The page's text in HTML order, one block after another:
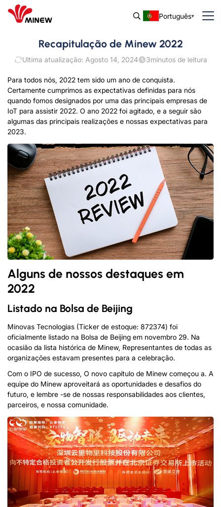
Português
Recapitulação de Minew 2022
Ultima atualização: Agosto 14, 2024 3minutos de leitura
Para todos nós, 2022 tem sido um ano de conquista.
Certamente cumprimos as expectativas definidas para nós
quando fomos designados por uma das principais empresas de
IoT para assistir 2022. O ano 2022 foi agitado, e a seguir são
algumas das principais realizações e nossas expectativas para
2023.
Alguns de nossos destaques em
2022
Listado na Bolsa de Beijing
Minovas Tecnologias (Ticker de estoque: 872374) foi
oficialmente listado na Bolsa de Beijing em novembro 29. Na
ocasião da lista histórica de Minew, Representantes de todas as
organizações estavam presentes para a celebração.
Com o IPO de sucesso, O novo capítulo de Minew começou a. A
equipe do Minew aproveitará as oportunidades e desafios do
futuro, e lembre -se de nossas responsabilidades aos clientes,
parceiros, e nossa comunidade.